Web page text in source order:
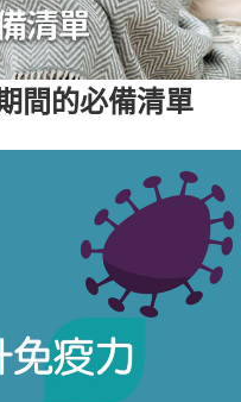
間的必備清單